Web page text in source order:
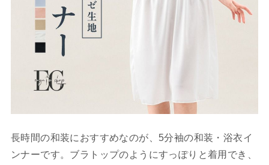
長時間の和装におすすめなのが、5分袖の和装・浴衣イ
ンナーです。ブラトップのようにすっぽりと着用でき、